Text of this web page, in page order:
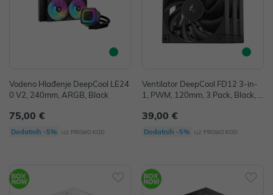
Vodeno Hlađenje DeepCool LE24
0 V2, 240mm, ARGB, Black
75,00 €
Dodatnih -5% uz PROMO KOD
Ventilator DeepCool FD12 3-in-
1, PWM, 120mm, 3 Pack, Black, R
39,00 €
Dodatnih -5% uz PROMO KOD